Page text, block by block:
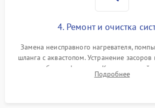
4. Ремонт и очистка
Замена неисправного нагревателя,
шланга с аквастопом. Устранение засоров
патрубках и фильтрах. Компонентный
управления, восстановление
Подробнее